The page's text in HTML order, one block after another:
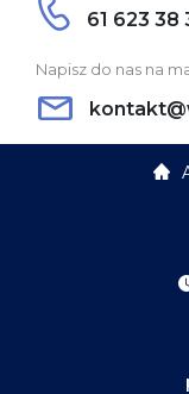
61 623 38
Napisz do nas na